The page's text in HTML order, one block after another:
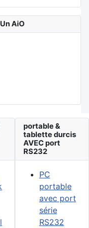
AiO
portable &
tablette durcis
AVEC port
RS232
PC
portable
avec port
série
RS232